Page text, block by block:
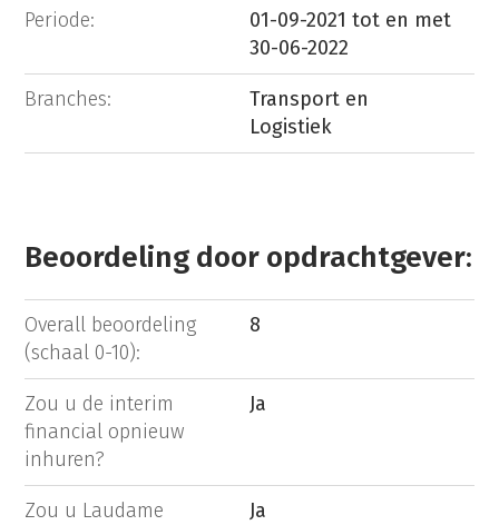
Periode:
01-09-2021 tot en met
30-06-2022
Branches:
Transport en
Logistiek
Beoordeling door opdrachtgever:
Overall beoordeling
(schaal 0-10):
8
Zou u de interim
financial opnieuw
inhuren?
Ja
Zou u Laudame
Ja